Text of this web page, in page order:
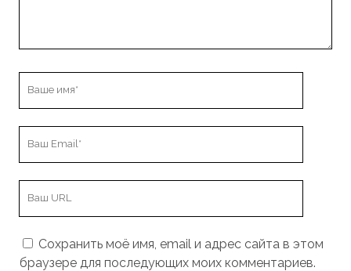
Сохранить моё имя, email и адрес сайта в этом
браузере для последующих моих комментариев.